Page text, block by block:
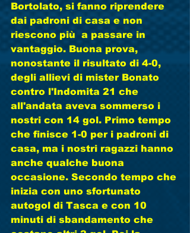
Bortolato, si fanno riprendere
dai padroni di casa e non
riescono più  a passare in
vantaggio. Buona prova,
nonostante il risultato di 4-0,
degli allievi di mister Bonato
contro l'Indomita 21 che
all'andata aveva sommerso i
nostri con 14 gol. Primo tempo
che finisce 1-0 per i padroni di
casa, ma i nostri ragazzi hanno
anche qualche buona
occasione. Secondo tempo che
inizia con uno sfortunato
autogol di Tasca e con 10
minuti di sbandamento che